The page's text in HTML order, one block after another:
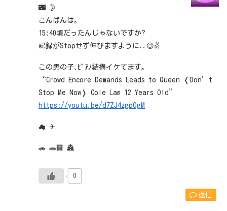
🌃 🌛
こんばんは｡
15:40頃だったんじゃないですか?
記録がStopせず伸びますように..😉✌
この男の子､ﾋﾟｱﾉ結構イケてます｡
“Crowd Encore Demands Leads to Queen ❬Don’t
Stop Me Now❭ Cole Lam 12 Years Old”
https://youtu.be/d7ZJ4zgpOgM
☁ ✈
🚗 🚗🏢 🏯
0
返信